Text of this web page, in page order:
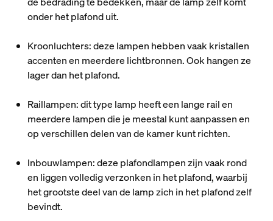
onder het plafond uit.
Kroonluchters: deze lampen hebben vaak kristallen
accenten en meerdere lichtbronnen. Ook hangen ze
lager dan het plafond.
Raillampen: dit type lamp heeft een lange rail en
meerdere lampen die je meestal kunt aanpassen en
op verschillen delen van de kamer kunt richten.
Inbouwlampen: deze plafondlampen zijn vaak rond
en liggen volledig verzonken in het plafond, waarbij
het grootste deel van de lamp zich in het plafond zelf
bevindt.